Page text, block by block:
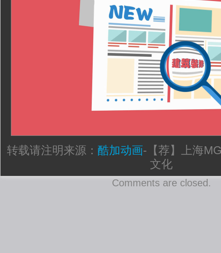
转载请注明来源：酷加动画- 【荐】上海
文化
Comments are closed.